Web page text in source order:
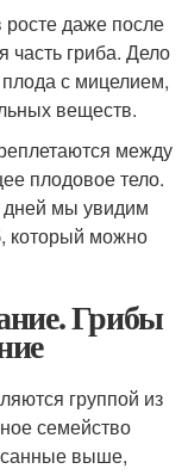
даже после
часть гриба. Дело
с мицелием,
веществ.
между
плодовое тело.
дней мы увидим
который можно
Грибы
группой из
семейство
выше,